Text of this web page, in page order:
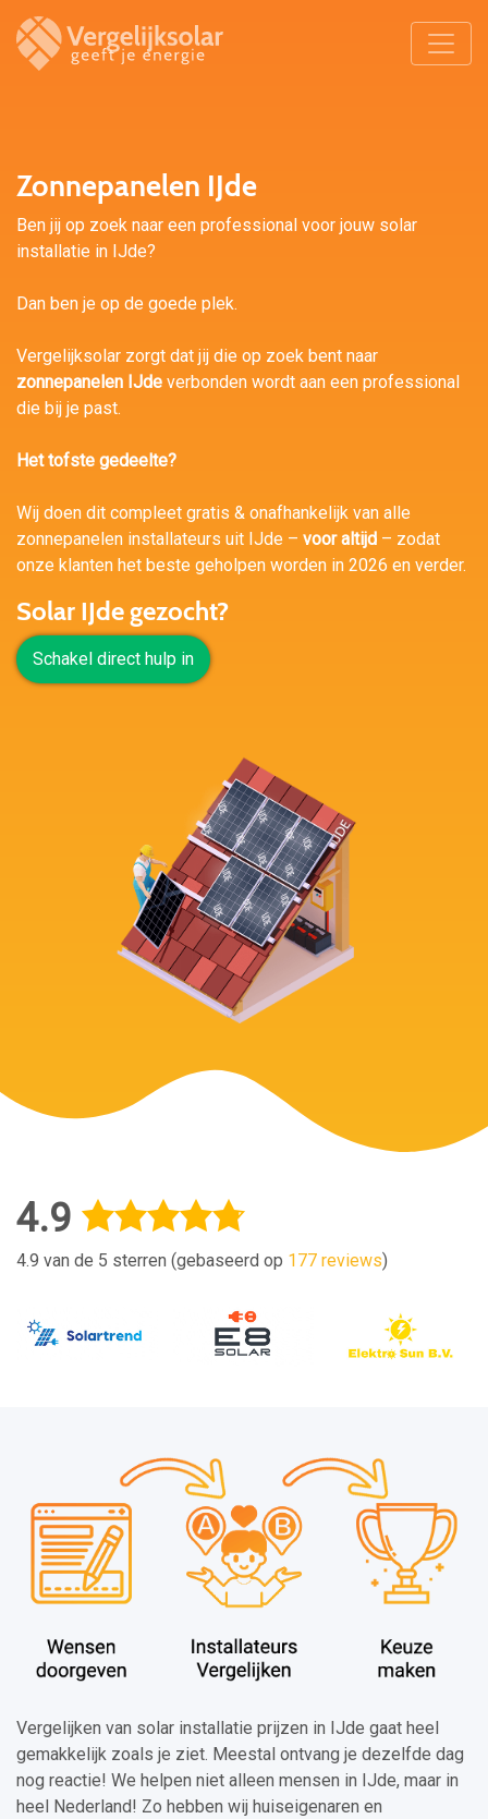
Zonnepanelen IJde
Ben jij op zoek naar een professional voor jouw solar
installatie in IJde?
Dan ben je op de goede plek.
Vergelijksolar zorgt dat jij die op zoek bent naar
zonnepanelen IJde verbonden wordt aan een professional
die bij je past.
Het tofste gedeelte?
Wij doen dit compleet gratis & onafhankelijk van alle
zonnepanelen installateurs uit IJde – voor altijd – zodat
onze klanten het beste geholpen worden in 2026 en verder.
Solar IJde gezocht?
Schakel direct hulp in
4.9
4.9 van de 5 sterren (gebaseerd op 177 reviews)
Vergelijken van solar installatie prijzen in IJde gaat heel
gemakkelijk zoals je ziet. Meestal ontvang je dezelfde dag
nog reactie! We helpen niet alleen mensen in IJde, maar in
heel Nederland! Zo hebben wij huiseigenaren en